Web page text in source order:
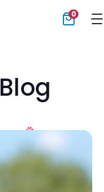
0
Blog